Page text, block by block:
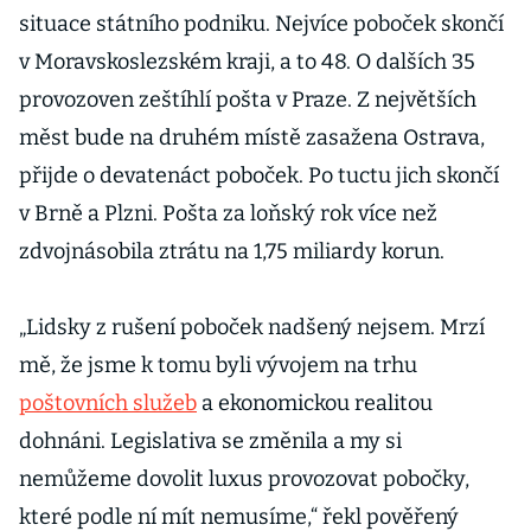
situace státního podniku. Nejvíce poboček skončí
v Moravskoslezském kraji, a to 48. O dalších 35
provozoven zeštíhlí pošta v Praze. Z největších
měst bude na druhém místě zasažena Ostrava,
přijde o devatenáct poboček. Po tuctu jich skončí
v Brně a Plzni. Pošta za loňský rok více než
zdvojnásobila ztrátu na 1,75 miliardy korun.
„Lidsky z rušení poboček nadšený nejsem. Mrzí
mě, že jsme k tomu byli vývojem na trhu
poštovních služeb a ekonomickou realitou
dohnáni. Legislativa se změnila a my si
nemůžeme dovolit luxus provozovat pobočky,
které podle ní mít nemusíme,“ řekl pověřený